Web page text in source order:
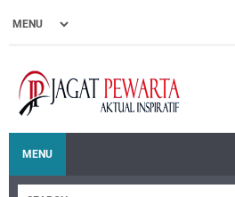
MENU